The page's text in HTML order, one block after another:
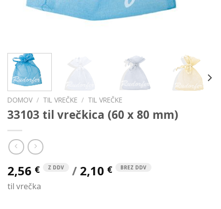
DOMOV / TIL VREČKE / TIL VREČKE
33103 til vrečkica (60 x 80 mm)
2,56 € Z DDV / 2,10 € BREZ DDV
til vrečka